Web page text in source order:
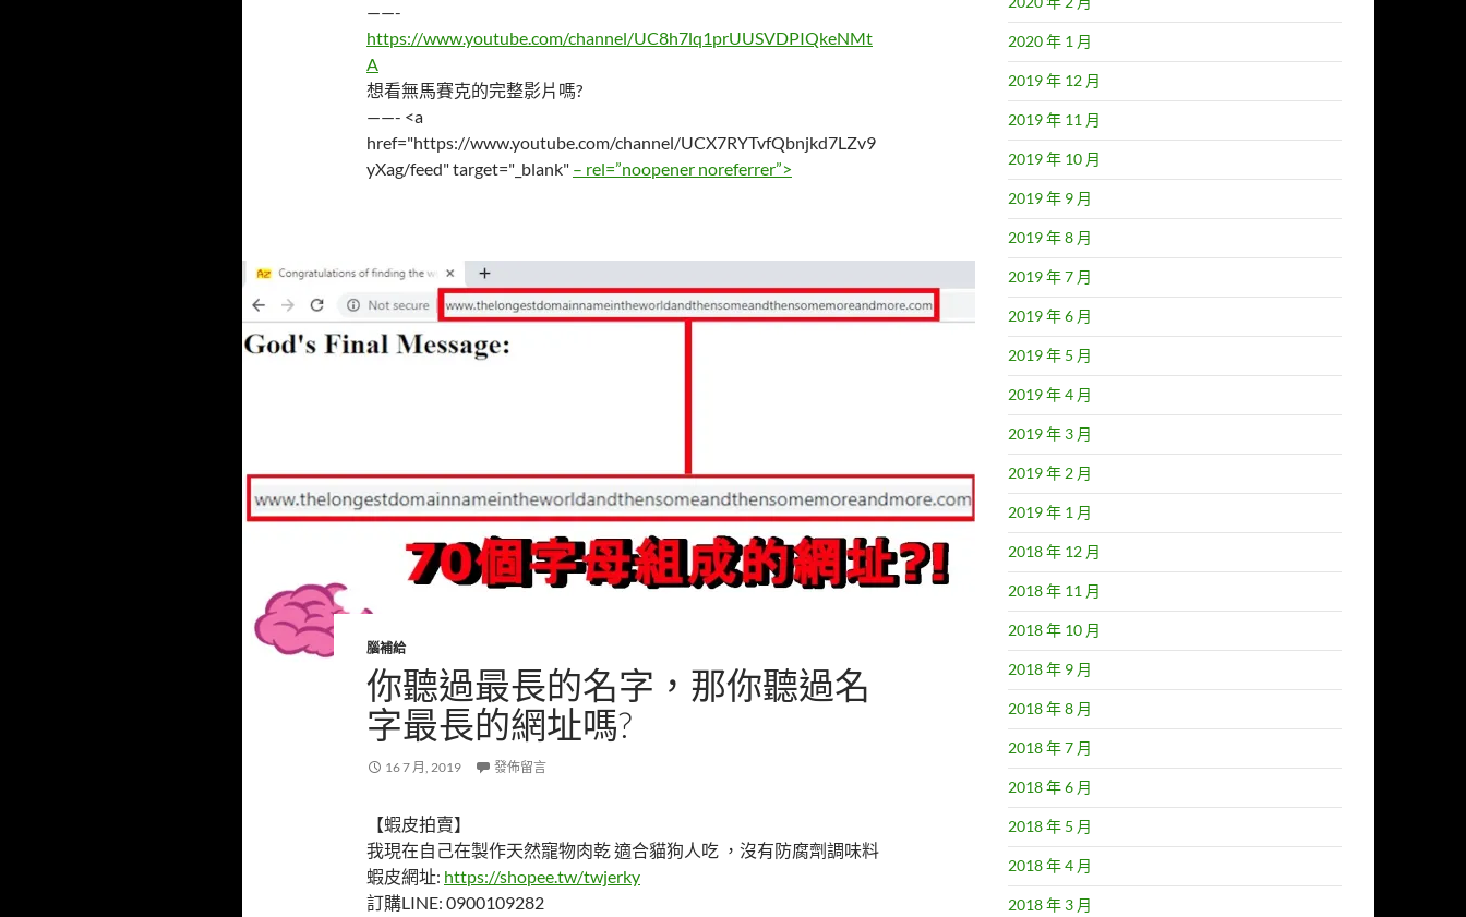
——-
https://www.youtube.com/channel/UC8h7lq1prUUSVDPIQkeNMt
A
想看無馬賽克的完整影片嗎?
——- <a
href="https://www.youtube.com/channel/UCX7RYTvfQbnjkd7LZv9
yXag/feed" target="_blank" – rel=”noopener noreferrer”>
腦補給
你聽過最長的名字，那你聽過名
字最長的網址嗎?
16 7 月, 2019 發佈留言
【蝦皮拍賣】
我現在自己在製作天然寵物肉乾 適合貓狗人吃 ，沒有防腐劑調味料
蝦皮網址: https://shopee.tw/twjerky
訂購LINE: 0900109282
2020 年 1 月
2019 年 12 月
2019 年 11 月
2019 年 10 月
2019 年 9 月
2019 年 8 月
2019 年 7 月
2019 年 6 月
2019 年 5 月
2019 年 4 月
2019 年 3 月
2019 年 2 月
2019 年 1 月
2018 年 12 月
2018 年 11 月
2018 年 10 月
2018 年 9 月
2018 年 8 月
2018 年 7 月
2018 年 6 月
2018 年 5 月
2018 年 4 月
2018 年 3 月